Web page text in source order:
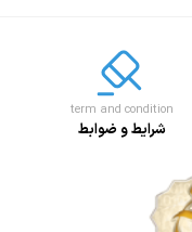
term and condition
شرایط و ضوابط